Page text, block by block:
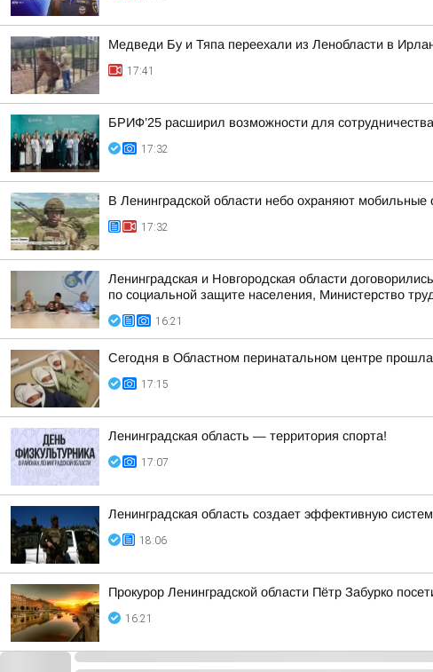
Медведи Бу и Тяпа переехали из Ленобласти в
17:41
БРИФ’25 расширил возможности для сотрудничества
17:32
В Ленинградской области небо охраняют
17:32
Ленинградская и Новгородская области
по социальной защите населения, Министерство
16:21
Сегодня в Областном перинатальном центре
17:15
Ленинградская область — территория спорта!
17:07
Ленинградская область создает эффективную
18:06
Прокурор Ленинградской области Пётр Забурко
16:21